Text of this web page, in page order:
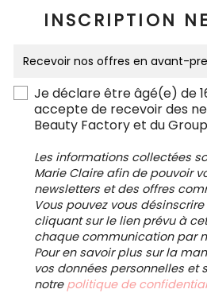
INSCRIPTION
Je déclare être âgé(e) de
accepte de recevoir des
Beauty Factory et du
Les informations collectées
Marie Claire afin de pouvoir
newsletters et des offres
Vous pouvez vous
cliquant sur le lien prévu à
chaque communication par
Pour en savoir plus sur la
vos données personnelles et
notre politique de